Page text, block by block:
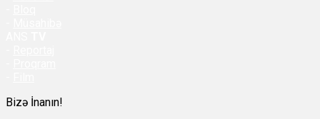
Bizə İnanın!